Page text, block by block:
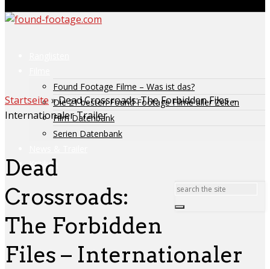
Found Footage Filme – Was ist das?
Die 21 besten Found Footage Filme aller Zeiten
Film Datenbank
Serien Datenbank
Kritiken
Startseite »Dead Crossroads: The Forbidden Files –
Internationaler Trailer
Dead
Crossroads:
The Forbidden
Files – Internationaler